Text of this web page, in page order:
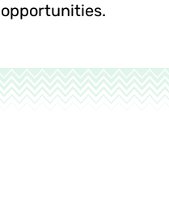
opportunities.